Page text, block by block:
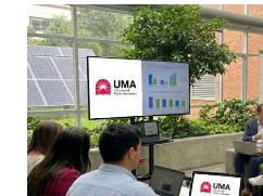
¿Qué
son
las
NIIF
S1
y
S2?